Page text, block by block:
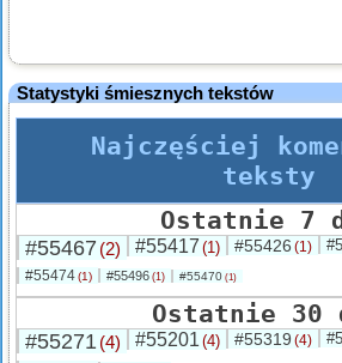
Statystyki śmiesznych tekstów
Najczęściej
teksty
Ostatnie 7
#55467 (2) #55417 (1) #55426 (1)
#55474(1) #55496 (1) #55470 (1)
Ostatnie 30
#55271(4) #55201 (4) #55319 (4)